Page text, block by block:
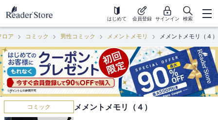
はじめて 会員登録 サインイン 検索
ロア コミック 男性コミック メメントメモリ メメントメモリ（４）
コミック メメントメモリ（４）